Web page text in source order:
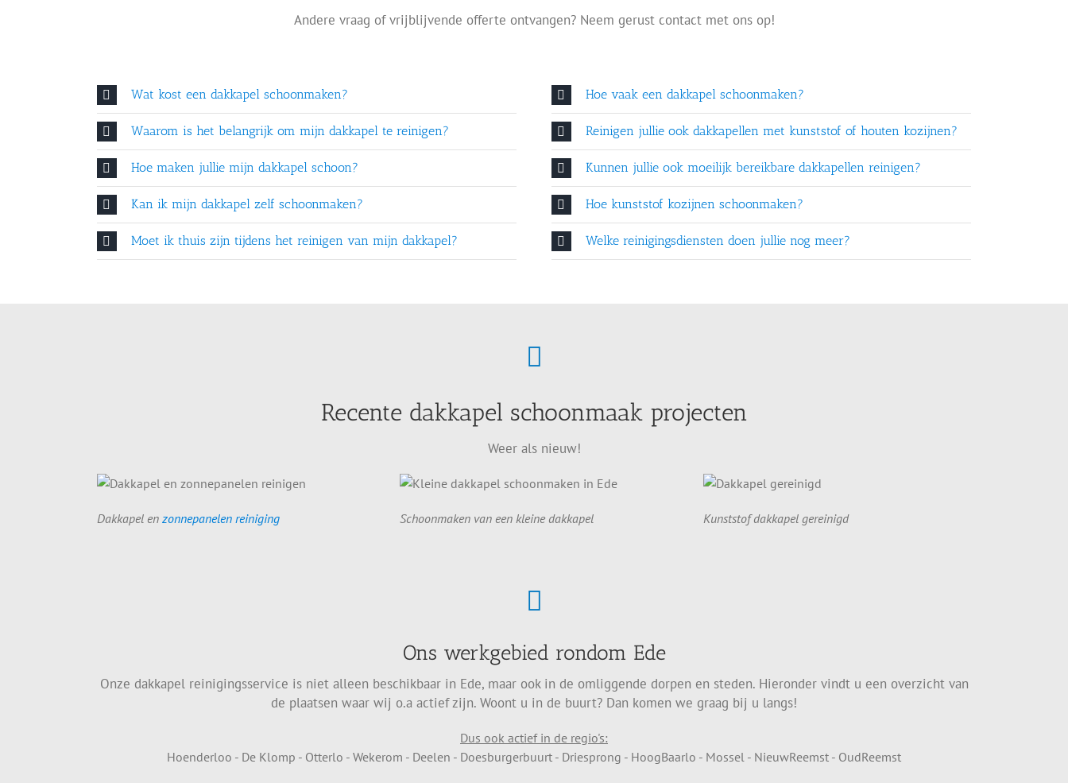
Andere vraag of vrijblijvende offerte ontvangen? Neem gerust contact met ons op!
Wat kost een dakkapel schoonmaken?
Waarom is het belangrijk om mijn dakkapel te reinigen?
Hoe maken jullie mijn dakkapel schoon?
Kan ik mijn dakkapel zelf schoonmaken?
Moet ik thuis zijn tijdens het reinigen van mijn dakkapel?
Hoe vaak een dakkapel schoonmaken?
Reinigen jullie ook dakkapellen met kunststof of houten kozijnen?
Kunnen jullie ook moeilijk bereikbare dakkapellen reinigen?
Hoe kunststof kozijnen schoonmaken?
Welke reinigingsdiensten doen jullie nog meer?
Recente dakkapel schoonmaak projecten
Weer als nieuw!
Dakkapel en zonnepanelen reiniging Schoonmaken van een kleine dakkapel Kunststof dakkapel gereinigd
Ons werkgebied rondom Ede
Onze dakkapel reinigingsservice is niet alleen beschikbaar in Ede, maar ook in de omliggende dorpen en steden. Hieronder vindt u een overzicht van
de plaatsen waar wij o.a actief zijn. Woont u in de buurt? Dan komen we graag bij u langs!
Dus ook actief in de regio's:
Hoenderloo - De Klomp - Otterlo - Wekerom - Deelen - Doesburgerbuurt - Driesprong - HoogBaarlo - Mossel - NieuwReemst - OudReemst